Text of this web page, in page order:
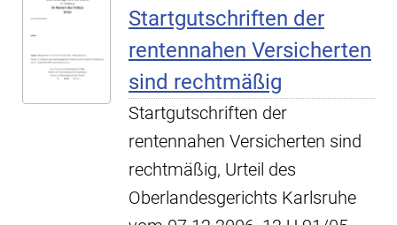
Startgutschriften der
rentennahen Versicherten
sind rechtmäßig
Startgutschriften der
rentennahen Versicherten sind
rechtmäßig, Urteil des
Oberlandesgerichts Karlsruhe